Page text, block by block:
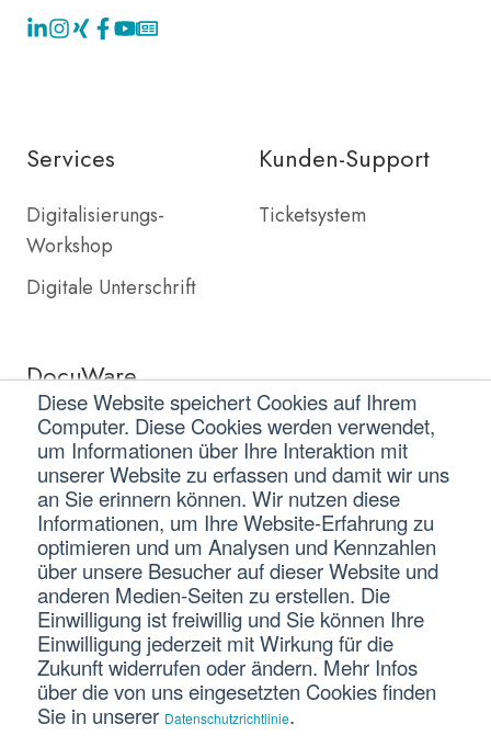
Diese Website speichert Cookies auf Ihrem
Computer. Diese Cookies werden verwendet,
um Informationen über Ihre Interaktion mit
unserer Website zu erfassen und damit wir uns
an Sie erinnern können. Wir nutzen diese
Informationen, um Ihre Website-Erfahrung zu
optimieren und um Analysen und Kennzahlen
über unsere Besucher auf dieser Website und
anderen Medien-Seiten zu erstellen. Die
Einwilligung ist freiwillig und Sie können Ihre
Einwilligung jederzeit mit Wirkung für die
Zukunft widerrufen oder ändern. Mehr Infos
über die von uns eingesetzten Cookies finden
Sie in unserer Datenschutzrichtlinie.
Services
Digitalisierungs-
Workshop
Digitale Unterschrift
Kunden-Support
Ticketsystem
DocuWare
DocuWare Partner
DocuWare Preise
Copyright © 2023 tutum GmbH | Emilienstraße 9 | 90489
Nürnberg
Alle Rechte vorbehalten.